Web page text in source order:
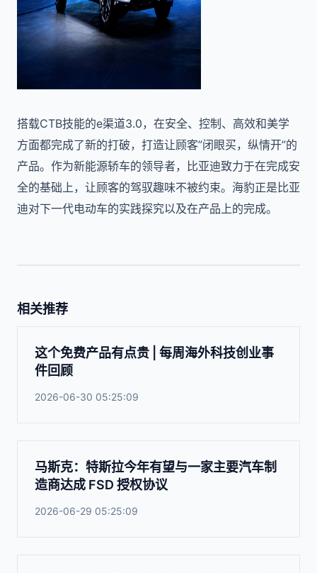
搭载CTB技能的e渠道3.0，在安全、控制、高效和美学
方面都完成了新的打破，打造让顾客”闭眼买，纵情开”的
产品。作为新能源轿车的领导者，比亚迪致力于在完成安
全的基础上，让顾客的驾驭趣味不被约束。海豹正是比亚
迪对下一代电动车的实践探究以及在产品上的完成。
相关推荐
这个免费产品有点贵 | 每周海外科技创业事
件回顾
2026-06-30 05:25:09
马斯克：特斯拉今年有望与一家主要汽车制
造商达成 FSD 授权协议
2026-06-29 05:25:09